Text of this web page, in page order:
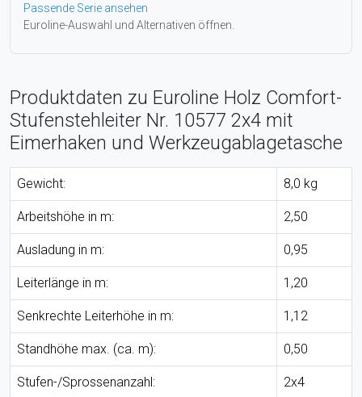
Passende Serie ansehen
Euroline-Auswahl und Alternativen öffnen.
Produktdaten zu Euroline Holz Comfort-
Stufenstehleiter Nr. 10577 2x4 mit
Eimerhaken und Werkzeugablagetasche
Gewicht: 8,0 kg
Arbeitshöhe in m: 2,50
Ausladung in m: 0,95
Leiterlänge in m: 1,20
Senkrechte Leiterhöhe in m: 1,12
Standhöhe max. (ca. m): 0,50
Stufen-/Sprossenanzahl: 2x4